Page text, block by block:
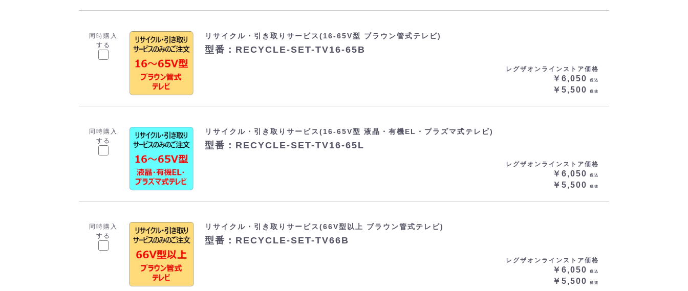
レグザオンラインストア価格
￥6,050 税込
￥5,500 税抜
同時購入
する
リサイクル・引き取りサービス(16-65V型 ブラウン管式テレビ)
型番：RECYCLE-SET-TV16-65B
レグザオンラインストア価格
￥6,050 税込
￥5,500 税抜
同時購入
する
リサイクル・引き取りサービス(16-65V型 液晶・有機EL・プラズマ式テレビ)
型番：RECYCLE-SET-TV16-65L
レグザオンラインストア価格
￥6,050 税込
￥5,500 税抜
同時購入
する
リサイクル・引き取りサービス(66V型以上 ブラウン管式テレビ)
型番：RECYCLE-SET-TV66B